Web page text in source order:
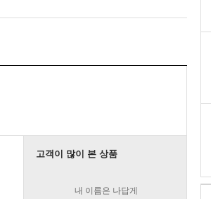
고객이 많이 본 상품
내 이름은 나답게